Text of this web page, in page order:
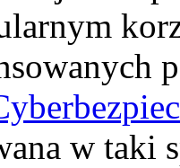
w taki